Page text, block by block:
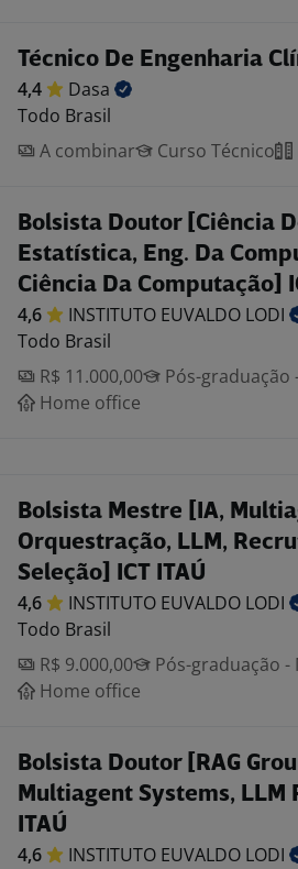
Técnico De Engenharia
4,4
Dasa
Todo Brasil
A combinar
Curso Técnico
Bolsista Doutor [Ciência
Estatística, Eng. Da
Ciência Da Computação]
4,6 INSTITUTO EUVALDO LODI
Todo Brasil
R$ 11.000,00
Pós-
Home office
Bolsista Mestre [IA,
Orquestração, LLM,
Seleção] ICT ITAÚ
4,6 INSTITUTO EUVALDO LODI
Todo Brasil
R$ 9.000,00
Pós-graduação -
Home office
Bolsista Doutor [RAG
Multiagent Systems, LLM
ITAÚ
4,6 INSTITUTO EUVALDO LODI